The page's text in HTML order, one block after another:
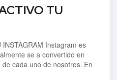
TU
INSTAGRAM Instagram es
se a convertido en
cada uno de nosotros. En